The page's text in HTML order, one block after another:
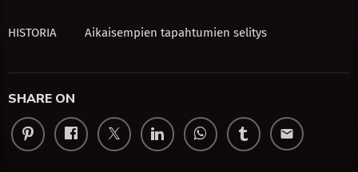
HISTORIA Aikaisempien tapahtumien selitys
SHARE ON
email